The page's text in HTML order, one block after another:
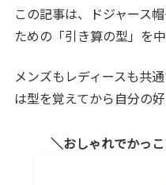
この記事は、ドジャース
ための「引き算の型」を
メンズもレディースも共
は型を覚えてから自分の
おしゃれでかっ